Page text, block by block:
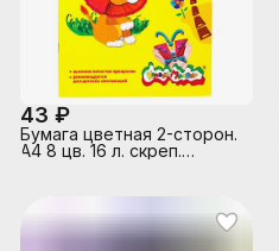
43 ₽
Бумага цветная 2-сторон.
А4 8 цв. 16 л. скреп.